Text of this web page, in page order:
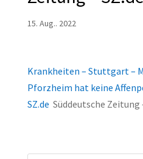
15. Aug.. 2022
Krankheiten – Stuttgart –
Pforzheim hat keine
SZ.de Süddeutsche Zeitung